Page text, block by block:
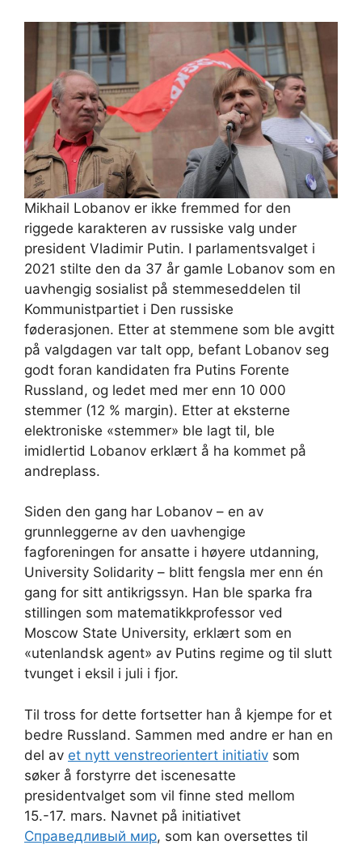
Mikhail Lobanov er ikke fremmed for den
riggede karakteren av russiske valg under
president Vladimir Putin. I parlamentsvalget i
2021 stilte den da 37 år gamle Lobanov som en
uavhengig sosialist på stemmeseddelen til
Kommunistpartiet i Den russiske
føderasjonen. Etter at stemmene som ble avgitt
på valgdagen var talt opp, befant Lobanov seg
godt foran kandidaten fra Putins Forente
Russland, og ledet med mer enn 10 000
stemmer (12 % margin). Etter at eksterne
elektroniske «stemmer» ble lagt til, ble
imidlertid Lobanov erklært å ha kommet på
andreplass.
Siden den gang har Lobanov – en av
grunnleggerne av den uavhengige
fagforeningen for ansatte i høyere utdanning,
University Solidarity – blitt fengsla mer enn én
gang for sitt antikrigssyn. Han ble sparka fra
stillingen som matematikkprofessor ved
Moscow State University, erklært som en
«utenlandsk agent» av Putins regime og til slutt
tvunget i eksil i juli i fjor.
Til tross for dette fortsetter han å kjempe for et
bedre Russland. Sammen med andre er han en
del av et nytt venstreorientert initiativ som
søker å forstyrre det iscenesatte
presidentvalget som vil finne sted mellom
15.-17. mars. Navnet på initiativet
Справедливый мир, som kan oversettes til